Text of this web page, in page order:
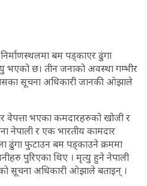
बम पड्काएर ढुंगा
भएको छ। तीन जनाको अवस्था गम्भीर
सूचना अधिकारी जानकी ओझाले
भएका कमदारहरुको खोजी र
नेपाली र एक भारतीय कामदार
ढुंगा फुटाउन बम पड्काउने क्रममा
पुरिएका थिए । मृत्यु हुने नेपाली
सूचना अधिकारी ओझाले बताइन् ।